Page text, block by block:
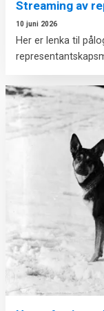
Streaming av
10 juni 2026
Her er lenka til